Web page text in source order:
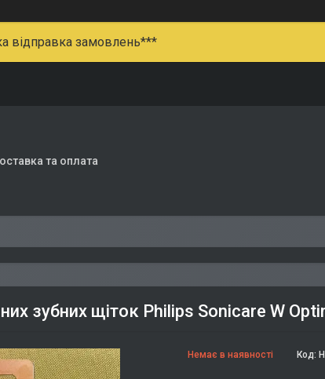
відправка замовлень***
та оплата
зубних щіток Philips Sonicare W
Немає в наявності Код: